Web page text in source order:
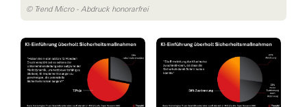
© Trend Micro - Abdruck honorarfrei